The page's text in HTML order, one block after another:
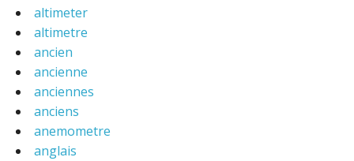
altimeter
altimetre
ancien
ancienne
anciennes
anciens
anemometre
anglais